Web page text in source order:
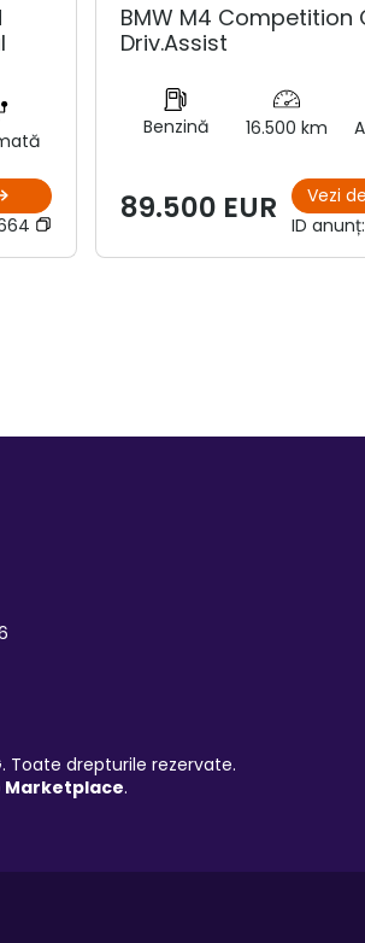
BMW M4 Competition
Driv.Assist
Benzină 16.500 km
89.500 EUR
Vezi
ID anunț:
Toate drepturile rezervate.
Marketplace.